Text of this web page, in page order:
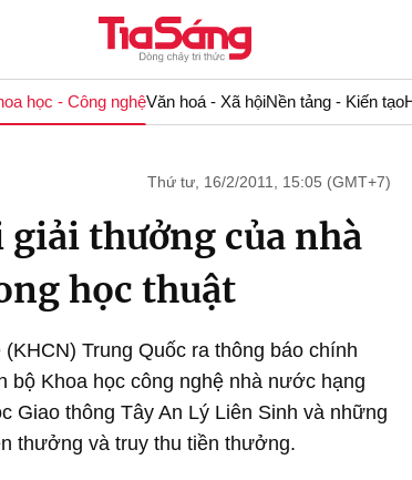
học - Công nghệVăn hoá - Xã hộiNền tảng - Kiến tạo
Thứ tư, 16/2/2011, 15:05 (GMT+7)
thưởng của nhà
học thuật
Trung Quốc ra thông báo chính
bộ Khoa học công nghệ nhà nước hạng
Giao thông Tây An Lý Liên Sinh và những
thưởng và truy thu tiền thưởng.